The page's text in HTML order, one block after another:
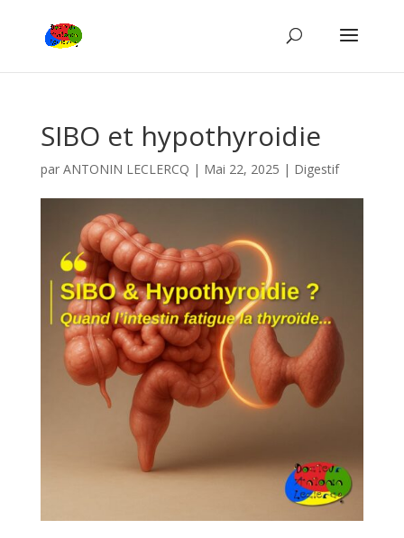
SIBO et hypothyroidie
par ANTONIN LECLERCQ | Mai 22, 2025 | Digestif